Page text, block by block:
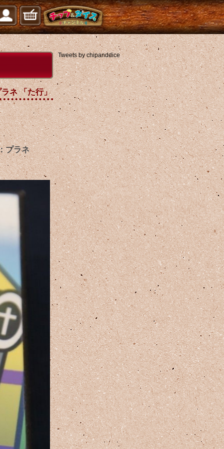
ラネ 「た行」
：プラネ
Tweets by chipanddice